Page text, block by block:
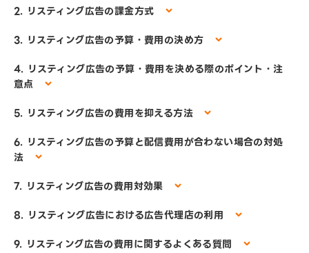
2. リスティング広告の課金方式
3. リスティング広告の予算・費用の決め方
4. リスティング広告の予算・費用を決める際のポイント・注
意点
5. リスティング広告の費用を抑える方法
6. リスティング広告の予算と配信費用が合わない場合の対処
法
7. リスティング広告の費用対効果
8. リスティング広告における広告代理店の利用
9. リスティング広告の費用に関するよくある質問